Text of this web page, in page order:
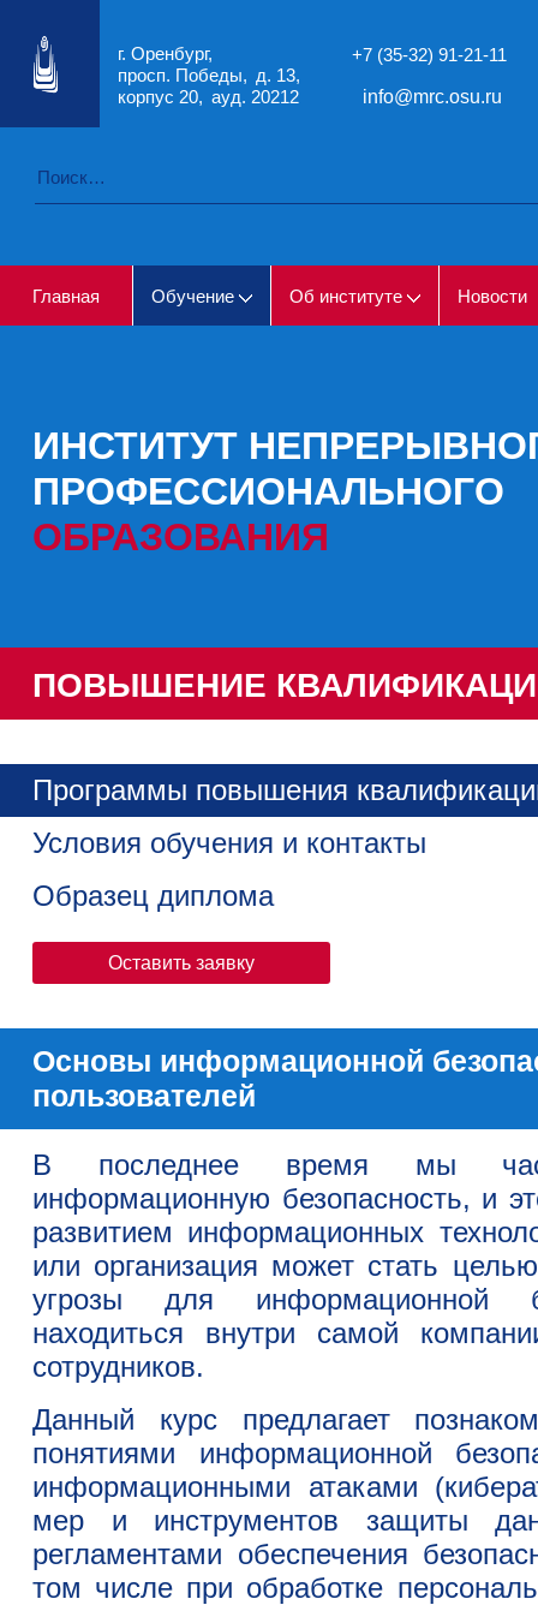
г. Оренбург
просп. Победы
д. 13,
корпус 20
ауд. 20212
+7 (35-32) 91-21-11
info@mrc.osu.ru
Главная Обучение Об институте Новости
ИНСТИТУТ
ПРОФЕССИОНАЛЬНОГО
ОБРАЗОВАНИЯ
ПОВЫШЕНИЕ
Программы повышения
Условия обучения и контакты
Образец диплома
Оставить заявку
Основы информационной
пользователей
В последнее время мы
информационную безопасность, и
развитием информационных
или организация может стать
угрозы для информационной
находиться внутри самой
сотрудников.
Данный курс предлагает
понятиями информационной
информационными атаками
мер и инструментов защиты
регламентами обеспечения
том числе при обработке